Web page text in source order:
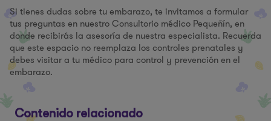
Si tienes dudas sobre tu embarazo, te invitamos a formular
tus preguntas en nuestro Consultorio médico Pequeñín, en
donde recibirás la asesoría de nuestra especialista. Recuerda
que este espacio no reemplaza los controles prenatales y
debes visitar a tu médico para control y prevención en el
embarazo.
Contenido relacionado